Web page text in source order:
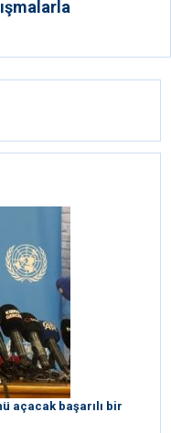
açacak başarılı bir